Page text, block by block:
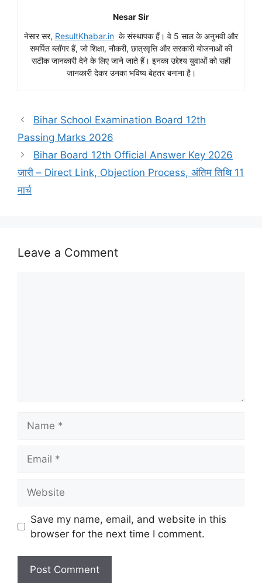
Nesar Sir
नेसार सर, ResultKhabar.in के संस्थापक हैं। वे 5 साल के अनुभवी और
समर्पित ब्लॉगर हैं, जो शिक्षा, नौकरी, छात्रवृत्ति और सरकारी योजनाओं की
सटीक जानकारी देने के लिए जाने जाते हैं। इनका उद्देश्य युवाओं को सही
जानकारी देकर उनका भविष्य बेहतर बनाना है।
Bihar School Examination Board 12th
Passing Marks 2026
Bihar Board 12th Official Answer Key 2026
जारी – Direct Link, Objection Process, अंतिम तिथि 11
मार्च
Leave a Comment
Save my name, email, and website in this
browser for the next time I comment.